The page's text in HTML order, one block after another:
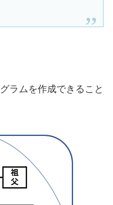
ラムを作成できること